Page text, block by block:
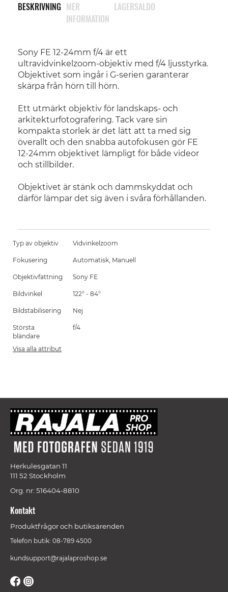
BESKRIVNING
Sony FE 12-24mm f/4 är ett
ultravidvinkelzoom-objektiv med f/4 ljusstyrka.
Objektivet som ingår i G-serien garanterar
skärpa från hörn till hörn.
Ett utmärkt objektiv för landskaps- och
arkitekturfotografering. Tack vare sin
kompakta storlek är det lätt att ta med sig
överallt och den snabba autofokusen gör FE
12-24mm objektivet lämpligt för både videor
och stillbilder.
Objektivet är stänk och dammskyddat och
därför lämpar det sig även i svåra förhållanden.
MER
INFORMATION
LAGERSALDO
Typ av objektiv Vidvinkelzoom
Fokusering Automatisk, Manuell
Objektivfattning Sony FE
Bildvinkel 122° - 84°
Bildstabilisering Nej
Största
bländare
f/4
Visa alla attribut
Herkulesgatan 11
111 52 Stockholm
Org. nr: 516404-8810
Kontakt
Produktfrågor och butiksärenden
Telefon butik: 08-789 4500
kundsupport@rajalaproshop.se